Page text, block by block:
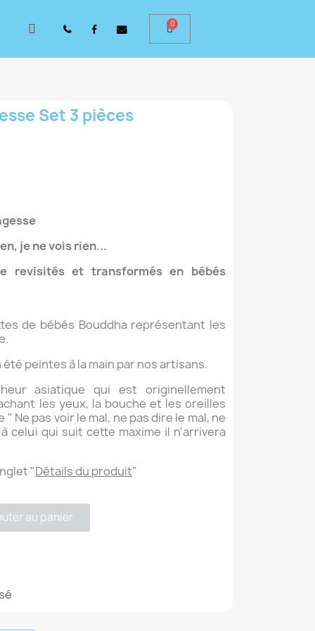
Set 3 pièces
je ne vois rien...
revisités et transformés en bébés
de bébés Bouddha représentant les
peintes à la main par nos artisans.
asiatique qui est originellement
les yeux, la bouche et les oreilles
Ne pas voir le mal, ne pas dire le mal, ne
celui qui suit cette maxime il n'arrivera
"Détails du produit"
au panier